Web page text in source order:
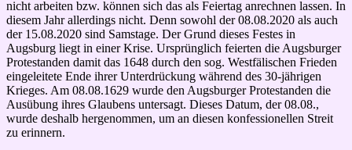
nicht arbeiten bzw. können sich das als Feiertag anrechnen lassen. In
diesem Jahr allerdings nicht. Denn sowohl der 08.08.2020 als auch
der 15.08.2020 sind Samstage. Der Grund dieses Festes in
Augsburg liegt in einer Krise. Ursprünglich feierten die Augsburger
Protestanden damit das 1648 durch den sog. Westfälischen Frieden
eingeleitete Ende ihrer Unterdrückung während des 30-jährigen
Krieges. Am 08.08.1629 wurde den Augsburger Protestanden die
Ausübung ihres Glaubens untersagt. Dieses Datum, der 08.08.,
wurde deshalb hergenommen, um an diesen konfessionellen Streit
zu erinnern.